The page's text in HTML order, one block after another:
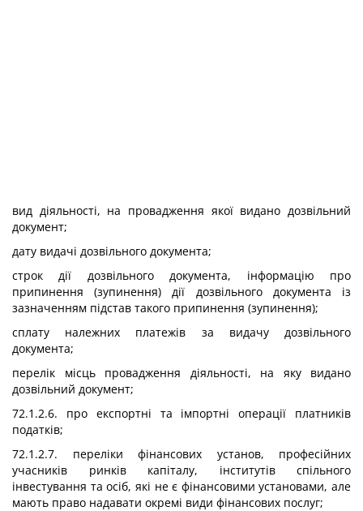
вид діяльності, на провадження якої видано дозвільний
документ;
дату видачі дозвільного документа;
строк дії дозвільного документа, інформацію про
припинення (зупинення) дії дозвільного документа із
зазначенням підстав такого припинення (зупинення);
сплату належних платежів за видачу дозвільного
документа;
перелік місць провадження діяльності, на яку видано
дозвільний документ;
72.1.2.6. про експортні та імпортні операції платників
податків;
72.1.2.7. переліки фінансових установ, професійних
учасників ринків капіталу, інститутів спільного
інвестування та осіб, які не є фінансовими установами, але
мають право надавати окремі види фінансових послуг;